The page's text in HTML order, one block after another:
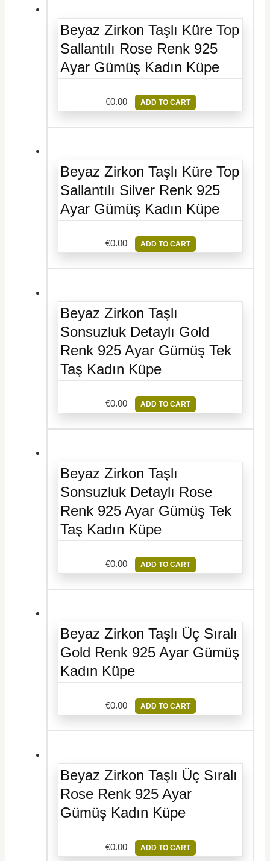
Beyaz Zirkon Taşlı Küre Top
Sallantılı Rose Renk 925
Ayar Gümüş Kadın Küpe
€0.00 ADD TO CART
Beyaz Zirkon Taşlı Küre Top
Sallantılı Silver Renk 925
Ayar Gümüş Kadın Küpe
€0.00 ADD TO CART
Beyaz Zirkon Taşlı
Sonsuzluk Detaylı Gold
Renk 925 Ayar Gümüş Tek
Taş Kadın Küpe
€0.00 ADD TO CART
Beyaz Zirkon Taşlı
Sonsuzluk Detaylı Rose
Renk 925 Ayar Gümüş Tek
Taş Kadın Küpe
€0.00 ADD TO CART
Beyaz Zirkon Taşlı Üç Sıralı
Gold Renk 925 Ayar Gümüş
Kadın Küpe
€0.00 ADD TO CART
Beyaz Zirkon Taşlı Üç Sıralı
Rose Renk 925 Ayar
Gümüş Kadın Küpe
€0.00 ADD TO CART